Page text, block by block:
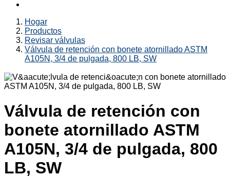
Hogar
Productos
Revisar válvulas
Válvula de retención con bonete atornillado ASTM
A105N, 3/4 de pulgada, 800 LB, SW
Válvula de retención con
bonete atornillado ASTM
A105N, 3/4 de pulgada, 800
LB, SW